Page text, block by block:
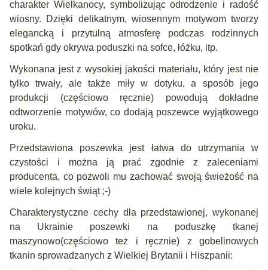
charakter Wielkanocy, symbolizując odrodzenie i radość
wiosny. Dzięki delikatnym, wiosennym motywom tworzy
elegancką i przytulną atmosferę podczas rodzinnych
spotkań gdy okrywa poduszki na sofce, łóżku, itp.
Wykonana jest z wysokiej jakości materiału, który jest nie
tylko trwały, ale także miły w dotyku, a sposób jego
produkcji (częściowo ręcznie) powodują dokładne
odtworzenie motywów, co dodają poszewce wyjątkowego
uroku.
Przedstawiona poszewka jest łatwa do utrzymania w
czystości i można ją prać zgodnie z zaleceniami
producenta, co pozwoli mu zachować swoją świeżość na
wiele kolejnych świąt ;-)
Charakterystyczne cechy dla przedstawionej, wykonanej
na Ukrainie poszewki na poduszkę tkanej
maszynowo(częściowo też i ręcznie) z gobelinowych
tkanin sprowadzanych z Wielkiej Brytanii i Hiszpanii: